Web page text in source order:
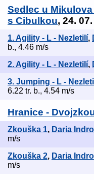
Sedlec u Mikulova
s Cibulkou, 24.
1. Agility - L - Nezletilí,
b., 4.46 m/s
2. Agility - L - Nezletilí,
3. Jumping - L -
6.22 tr. b., 4.54 m/s
Hranice -
Zkouška 1, Daria
m/s
Zkouška 2, Daria
m/s